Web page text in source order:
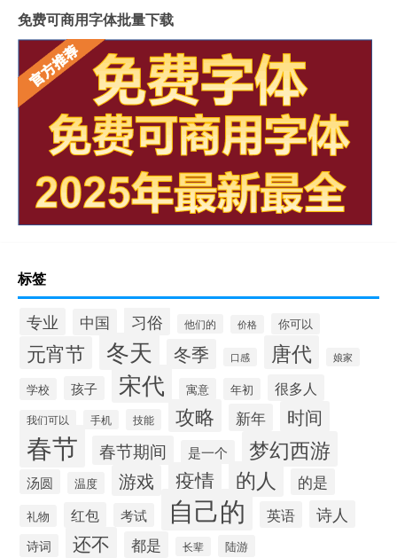
免费可商用字体批量下载
标签
专业 中国 习俗 他们的 价格 你可以
元宵节 冬天 冬季 口感 唐代 娘家
学校 孩子 宋代 寓意 年初 很多人
我们可以 手机 技能 攻略 新年 时间
春节 春节期间 是一个 梦幻西游
汤圆 温度 游戏 疫情 的人 的是
礼物 红包 考试 自己的 英语 诗人
诗词 还不 都是 长辈 陆游